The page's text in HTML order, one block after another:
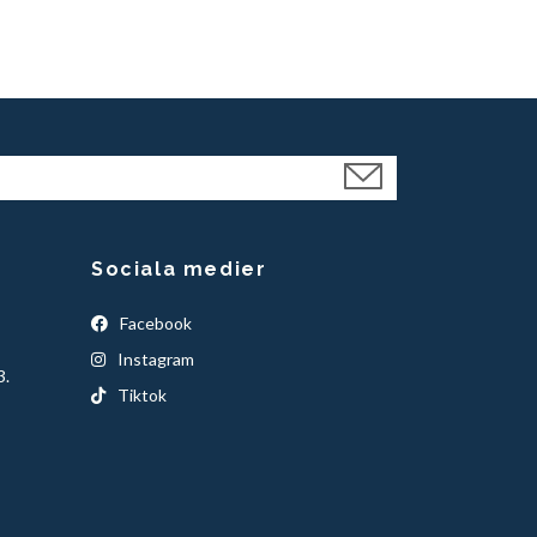
Sociala medier
Facebook
Instagram
Tiktok